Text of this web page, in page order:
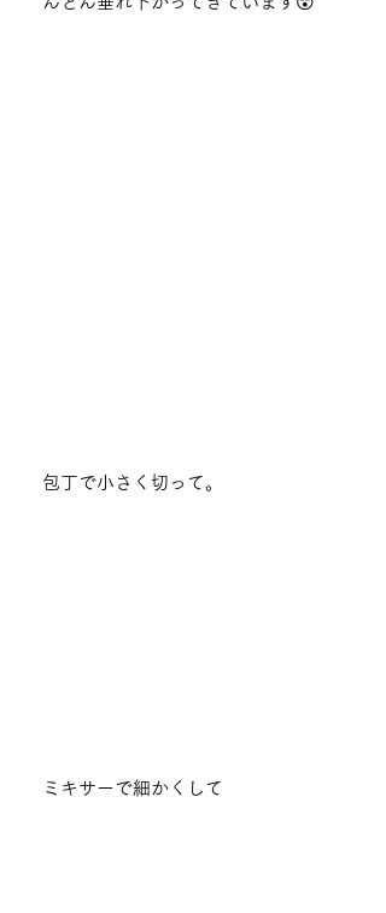
包丁で小さく切って。
ミキサーで細かくして